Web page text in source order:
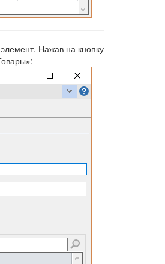
Нажав на кнопку